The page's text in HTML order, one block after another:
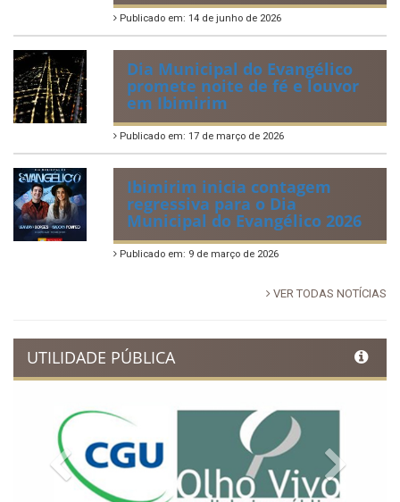
Publicado em: 14 de junho de 2026
Dia Municipal do Evangélico
promete noite de fé e louvor
em Ibimirim
Publicado em: 17 de março de 2026
Ibimirim inicia contagem
regressiva para o Dia
Municipal do Evangélico 2026
Publicado em: 9 de março de 2026
VER TODAS NOTÍCIAS
UTILIDADE PÚBLICA
Previous